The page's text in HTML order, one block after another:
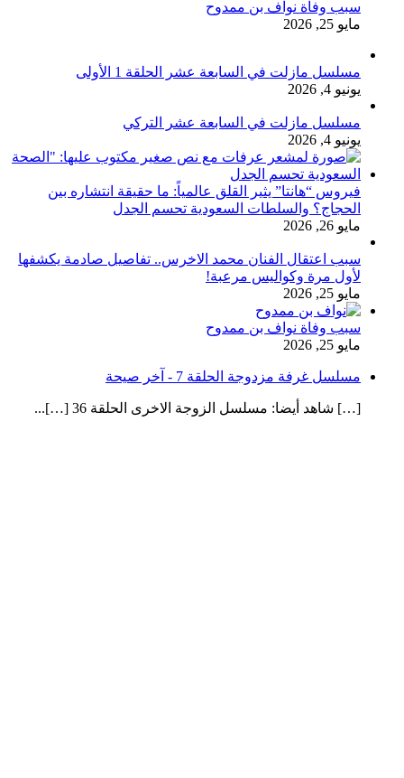
سبب وفاة نواف بن ممدوح
مايو 25, 2026
مسلسل مازلت في السابعة عشر الحلقة 1 الأولى
يونيو 4, 2026
مسلسل مازلت في السابعة عشر التركي
يونيو 4, 2026
فيروس “هانتا” يثير القلق عالمياً: ما حقيقة انتشاره بين
الحجاج؟ والسلطات السعودية تحسم الجدل
مايو 26, 2026
سبب اعتقال الفنان محمد الاخرس.. تفاصيل صادمة يكشفها
لأول مرة وكواليس مرعبة!
مايو 25, 2026
سبب وفاة نواف بن ممدوح
مايو 25, 2026
مسلسل غرفة مزدوجة الحلقة 7 - آخر صيحة
[…] شاهد أيضا: مسلسل الزوجة الاخرى الحلقة 36 […]...